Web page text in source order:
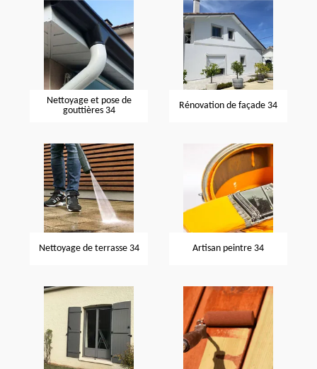
Nettoyage et pose de
gouttières 34
Rénovation de façade 34
Nettoyage de terrasse 34 Artisan peintre 34